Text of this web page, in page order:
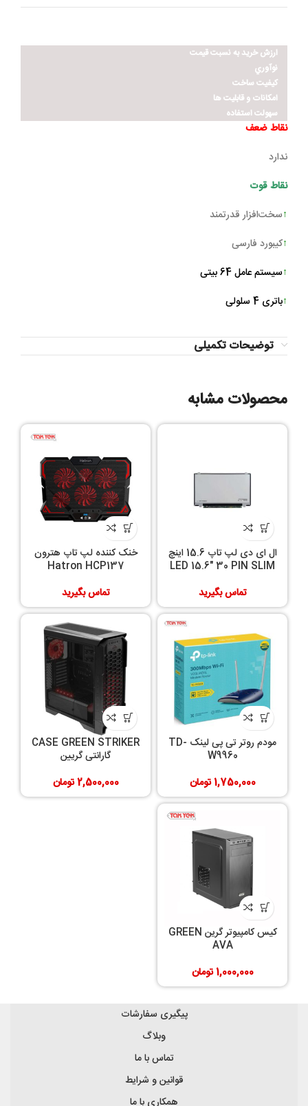
ارزش خريد به نسبت قيمت
نوآوري
کيفيت ساخت
امکانات و قابليت ها
سهولت استفاده
نقاط ضعف
ندارد
نقاط قوت
↑سخت‌افزار قدرتمند
↑کیبورد فارسی
↑سیستم عامل 64 بیتی
↑باتری 4 سلولی
توضیحات تکمیلی
محصولات مشابه
ال ای دی لپ تاپ 15.6 اینچ
LED 15.6″ 30 PIN SLIM‎
تماس بگیرید
خنک کننده لپ تاپ هترون
Hatron HCP137
تماس بگیرید
مودم روتر تی پی لینک TD-
W9960
1,750,000تومان
CASE GREEN STRIKER
گارانتی گریین
2,500,000تومان
کیس کامپیوتر گرین GREEN
AVA
1,000,000تومان
پیگیری سفارشات
وبلاگ
تماس با ما
قوانین و شرایط
همکاری با ما